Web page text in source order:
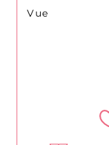
Vue